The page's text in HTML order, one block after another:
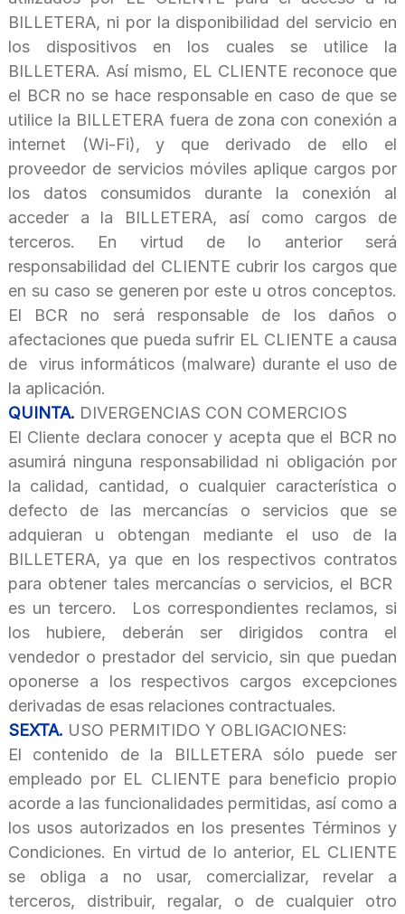
BILLETERA, ni por la disponibilidad del servicio en
los dispositivos en los cuales se utilice la
BILLETERA. Así mismo, EL CLIENTE reconoce que
el BCR no se hace responsable en caso de que se
utilice la BILLETERA fuera de zona con conexión a
internet (Wi-Fi), y que derivado de ello el
proveedor de servicios móviles aplique cargos por
los datos consumidos durante la conexión al
acceder a la BILLETERA, así como cargos de
terceros. En virtud de lo anterior será
responsabilidad del CLIENTE cubrir los cargos que
en su caso se generen por este u otros conceptos.
El BCR no será responsable de los daños o
afectaciones que pueda sufrir EL CLIENTE a causa
de virus informáticos (malware) durante el uso de
la aplicación.
QUINTA. DIVERGENCIAS CON COMERCIOS
El Cliente declara conocer y acepta que el BCR no
asumirá ninguna responsabilidad ni obligación por
la calidad, cantidad, o cualquier característica o
defecto de las mercancías o servicios que se
adquieran u obtengan mediante el uso de la
BILLETERA, ya que en los respectivos contratos
para obtener tales mercancías o servicios, el BCR
es un tercero. Los correspondientes reclamos, si
los hubiere, deberán ser dirigidos contra el
vendedor o prestador del servicio, sin que puedan
oponerse a los respectivos cargos excepciones
derivadas de esas relaciones contractuales.
SEXTA. USO PERMITIDO Y OBLIGACIONES:
El contenido de la BILLETERA sólo puede ser
empleado por EL CLIENTE para beneficio propio
acorde a las funcionalidades permitidas, así como a
los usos autorizados en los presentes Términos y
Condiciones. En virtud de lo anterior, EL CLIENTE
se obliga a no usar, comercializar, revelar a
terceros, distribuir, regalar, o de cualquier otro